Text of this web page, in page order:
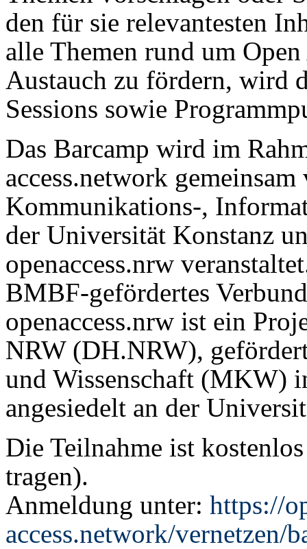
den für sie relevantesten
alle Themen rund um
Austauch zu fördern, wird
Sessions sowie
Das Barcamp wird im
access.network
Kommunikations-,
der Universität Konstanz
openaccess.nrw
BMBF-gefördertes
openaccess.nrw ist ein
NRW (DH.NRW),
und Wissenschaft (MKW)
angesiedelt an der
Die Teilnahme ist
tragen).
Anmeldung unter: https://
access.network/vernetzen/